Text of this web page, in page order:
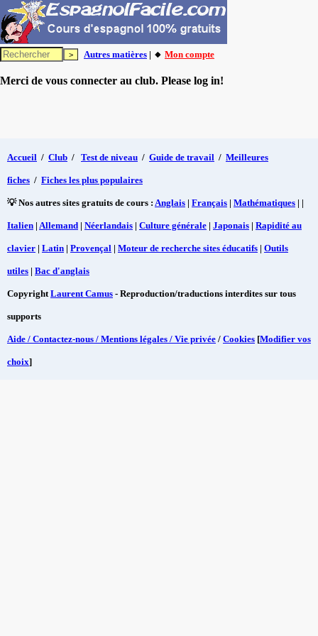
Autres matières | 🔸 Mon compte
Merci de vous connecter au club. Please log in!
Accueil / Club / Test de niveau / Guide de travail / Meilleures
fiches / Fiches les plus populaires
💡 Nos autres sites gratuits de cours : Anglais | Français | Mathématiques | |
Italien | Allemand | Néerlandais | Culture générale | Japonais | Rapidité au
clavier | Latin | Provençal | Moteur de recherche sites éducatifs | Outils
utiles | Bac d'anglais
CopyrightLaurent Camus - Reproduction/traductions interdites sur tous
supports
Aide / Contactez-nous / Mentions légales / Vie privée / Cookies [Modifier vos
choix]